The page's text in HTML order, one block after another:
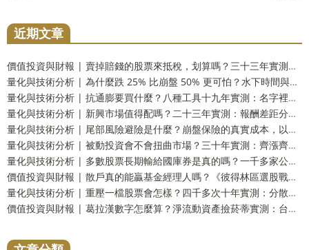
近期文章
價值投資與財報 | 賣掉賠錢的股票來抵稅，划算嗎？三十三年實測：財富只多 2.9%，而台灣人這一步用不上
量化與技術分析 | 為什麼跌 25% 比崩盤 50% 更可怕？水下時間與潰瘍指數，風險的另一個量法
量化與技術分析 | 抗通膨要買什麼？八種工具十九年實測：名字裡有抗通膨的那一個，反而測不出反應
量化與技術分析 | 新興市場值得配嗎？二十三年實測：報酬差距分不出勝負，但台灣人多買了一份自己
量化與技術分析 | 尾部風險避險是什麼？崩盤保險的真實成本，以及一個更省事的替代方案
量化與技術分析 | 被動投資會不會扭曲市場？三十年實測：齊漲齊跌是真的，指數基金的責任卻查不出來
量化與技術分析 | 多數股票長期輸給國庫券是真的嗎？一千多家公司實測：輸的只有兩成，真正該怕的是另一件事
價值投資與財報 | 散戶真的能贏基金經理人嗎？《彼得林區選股戰略》重點整理，十壘打實測與被誤解的一句話
量化與技術分析 | 重壓一檔股票會怎樣？四千多次十年實測：分散到五檔，賠錢機率從一成四掉到不到百分之一
價值投資與財報 | 葛拉漢數字怎麼算？淨流動資產撿菸蒂實測：台股剩九檔，美股一檔不剩